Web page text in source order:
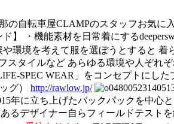
の自転車屋CLAMPのスタッフお気
ド】 ・機能素材を日常着にする
環境を考えて服を選ぼうとすると 着
タイルなど あらゆる環境や人ぞれ
SPEC WEAR」をコンセプトにした
グ） http://rawlow.jp/
年に立ち上げたバックパックを中
デザイナー自らフィールドテスト